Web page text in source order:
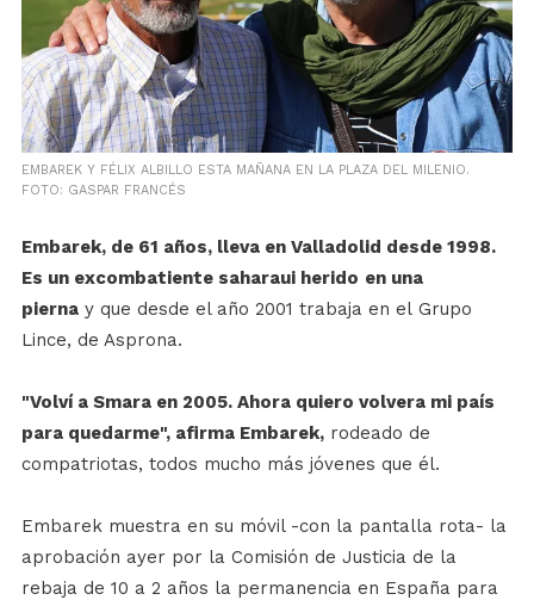
EMBAREK Y FÉLIX ALBILLO ESTA MAÑANA EN LA PLAZA DEL MILENIO.
FOTO: GASPAR FRANCÉS
Embarek, de 61 años, lleva en Valladolid desde 1998.
Es un excombatiente saharaui herido en una
piernay que desde el año 2001 trabaja en el Grupo
Lince, de Asprona.
"Volví a Smara en 2005. Ahora quiero volvera mi país
para quedarme", afirma Embarek,rodeado de
compatriotas, todos mucho más jóvenes que él.
Embarek muestra en su móvil -con la pantalla rota- la
aprobación ayer por la Comisión de Justicia de la
rebaja de 10 a 2 años la permanencia en España para